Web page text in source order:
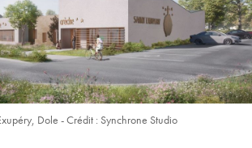
Dole - Crédit : Synchrone Studio